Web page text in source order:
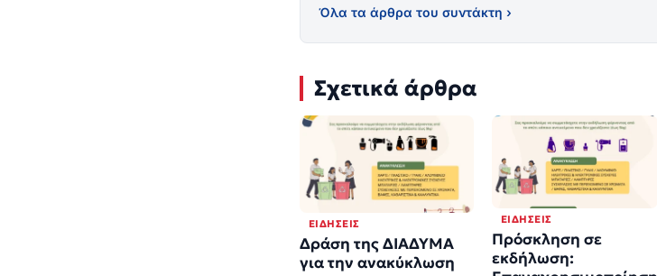
Όλα τα άρθρα του συντάκτη ›
Σχετικά άρθρα
ΕΙΔΉΣΕΙΣ
Δράση της ΔΙΑΔΥΜΑ
για την ανακύκλωση
ΕΙΔΉΣΕΙΣ
Πρόσκληση σε
εκδήλωση: